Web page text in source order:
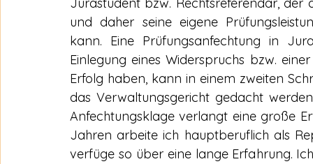
Jurastudent bzw. Rechtsreferendar, der
und daher seine eigene
kann. Eine Prüfungsanfechtung in
Einlegung eines Widerspruchs bzw.
Erfolg haben, kann in einem zweiten
das Verwaltungsgericht gedacht
Anfechtungsklage verlangt eine große
Jahren arbeite ich hauptberuflich als
verfüge so über eine lange Erfahrung.